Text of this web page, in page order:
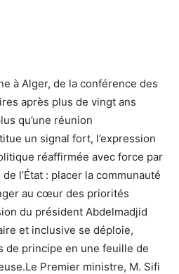
à Alger, de la conférence des
après plus de vingt ans
qu’une réunion
un signal fort, l’expression
réaffirmée avec force par
l’État : placer la communauté
au cœur des priorités
du président Abdelmadjid
et inclusive se déploie,
de principe en une feuille de
Premier ministre, M. Sifi